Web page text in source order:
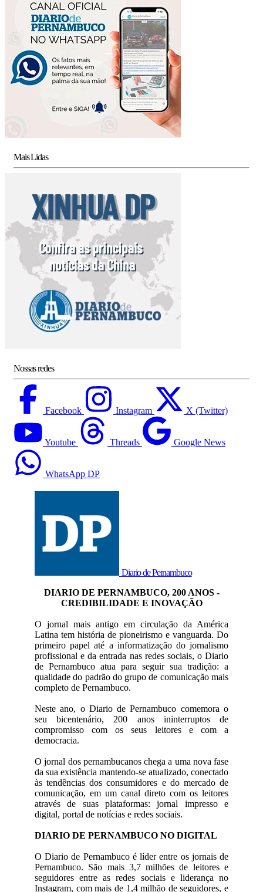
Mais Lidas
Nossas redes
Facebook Instagram X (Twitter)
Youtube Threads Google News
WhatsApp DP
Diario de Pernambuco
DIARIO DE PERNAMBUCO, 200 ANOS -
CREDIBILIDADE E INOVAÇÃO
O jornal mais antigo em circulação da América
Latina tem história de pioneirismo e vanguarda. Do
primeiro papel até a informatização do jornalismo
profissional e da entrada nas redes sociais, o Diario
de Pernambuco atua para seguir sua tradição: a
qualidade do padrão do grupo de comunicação mais
completo de Pernambuco.
Neste ano, o Diario de Pernambuco comemora o
seu bicentenário, 200 anos ininterruptos de
compromisso com os seus leitores e com a
democracia.
O jornal dos pernambucanos chega a uma nova fase
da sua existência mantendo-se atualizado, conectado
às tendências dos consumidores e do mercado de
comunicação, em um canal direto com os leitores
através de suas plataformas: jornal impresso e
digital, portal de notícias e redes sociais.
DIARIO DE PERNAMBUCO NO DIGITAL
O Diario de Pernambuco é líder entre os jornais de
Pernambuco. São mais 3,7 milhões de leitores e
seguidores entre as redes sociais e liderança no
Instagram, com mais de 1,4 milhão de seguidores, e